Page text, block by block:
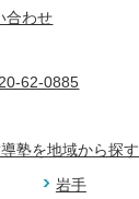
合わせ
62-0885
塾を地域から探す
岩手